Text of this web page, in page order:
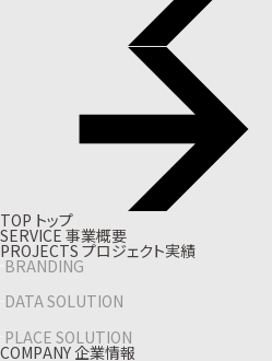
TOP トップ
SERVICE 事業概要
PROJECTS プロジェクト実績
BRANDING
DATA SOLUTION
PLACE SOLUTION
COMPANY企業情報